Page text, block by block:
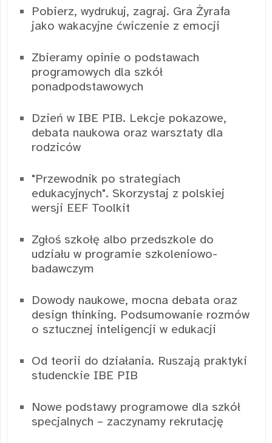
Pobierz, wydrukuj, zagraj. Gra Żyrafa
jako wakacyjne ćwiczenie z emocji
Zbieramy opinie o podstawach
programowych dla szkół
ponadpodstawowych
Dzień w IBE PIB. Lekcje pokazowe,
debata naukowa oraz warsztaty dla
rodziców
"Przewodnik po strategiach
edukacyjnych". Skorzystaj z polskiej
wersji EEF Toolkit
Zgłoś szkołę albo przedszkole do
udziału w programie szkoleniowo-
badawczym
Dowody naukowe, mocna debata oraz
design thinking. Podsumowanie rozmów
o sztucznej inteligencji w edukacji
Od teorii do działania. Ruszają praktyki
studenckie IBE PIB
Nowe podstawy programowe dla szkół
specjalnych – zaczynamy rekrutację